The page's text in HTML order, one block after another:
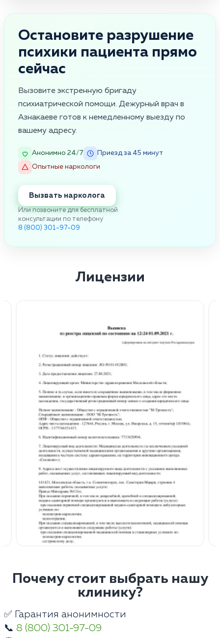
Остановите разрушение
психики пациента прямо
сейчас
Вызовите экстренную бригаду
психиатрической помощи. Дежурный врач в
Азнакаеве готов к немедленному выезду по
вашему адресу.
Анонимно 24/7
Приезд за 45 минут
Опытные наркологи
Вызвать нарколога
Или позвоните для бесплатной
консультации по телефону
8 (800) 301-97-09
Лицензии
Почему стоит выбрать нашу
клинику?
✅ Гарантия анонимности
📞 8 (800) 301-97-09